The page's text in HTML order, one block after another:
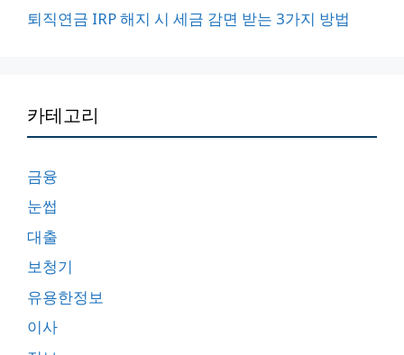
퇴직연금 IRP 해지 시 세금 감면 받는 3가지 방법
카테고리
금융
눈썹
대출
보청기
유용한정보
이사